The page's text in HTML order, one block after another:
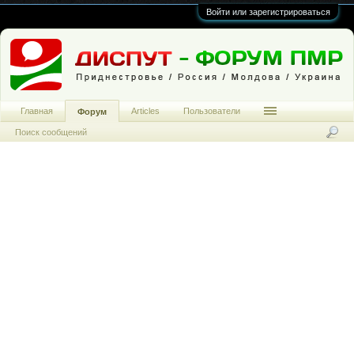
Войти или зарегистрироваться
Главная Форум
Поиск сообщений
Articles Пользователи